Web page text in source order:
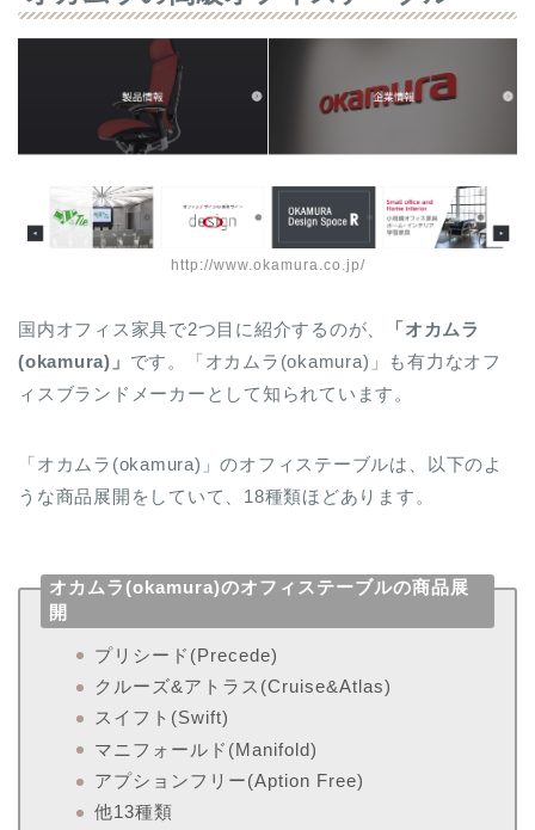
http://www.okamura.co.jp/
国内オフィス家具で2つ目に紹介するのが、
「オカムラ
(okamura)」 です。「オカムラ(okamura)」も有力なオフ
ィスブランドメーカーとして知られています。
「オカムラ(okamura)」のオフィステーブルは、以下のよ
うな商品展開をしていて、18種類ほどあります。
オカムラ(okamura)のオフィステーブルの商品展
開
プリシード(Precede)
クルーズ&アトラス(Cruise&Atlas)
スイフト(Swift)
マニフォールド(Manifold)
アプションフリー(Aption Free)
他13種類